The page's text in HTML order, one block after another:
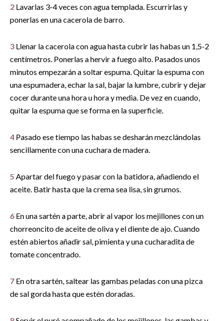
2 Lavarlas 3-4 veces con agua templada. Escurrirlas y
ponerlas en una cacerola de barro.
3 Llenar la cacerola con agua hasta cubrir las habas un 1,5-2
centímetros. Ponerlas a hervir a fuego alto. Pasados unos
minutos empezarán a soltar espuma. Quitar la espuma con
una espumadera, echar la sal, bajar la lumbre, cubrir y dejar
cocer durante una hora u hora y media. De vez en cuando,
quitar la espuma que se forma en la superficie.
4 Pasado ese tiempo las habas se desharán mezclándolas
sencillamente con una cuchara de madera.
5 Apartar del fuego y pasar con la batidora, añadiendo el
aceite. Batir hasta que la crema sea lisa, sin grumos.
6 En una sartén a parte, abrir al vapor los mejillones con un
chorreoncito de aceite de oliva y el diente de ajo. Cuando
estén abiertos añadir sal, pimienta y una cucharadita de
tomate concentrado.
7 En otra sartén, saltear las gambas peladas con una pizca
de sal gorda hasta que estén doradas.